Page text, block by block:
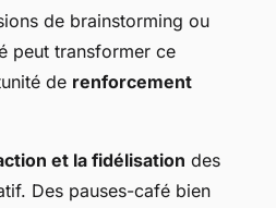
de brainstorming ou
peut transformer ce
de renforcement
et la fidélisation des
Des pauses-café bien